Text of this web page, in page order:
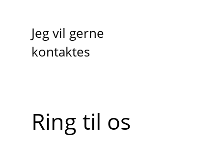
Jeg vil gerne
kontaktes
Ring til os